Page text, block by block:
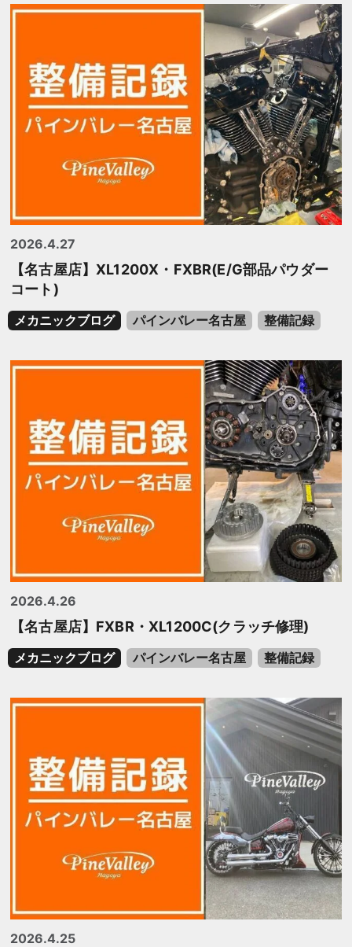
2026.4.27
【名古屋店】XL1200X・FXBR(E/G部品パウダー
コート)
メカニックブログ パインバレー名古屋 整備記録
2026.4.26
【名古屋店】FXBR・XL1200C(クラッチ修理)
メカニックブログ パインバレー名古屋 整備記録
2026.4.25